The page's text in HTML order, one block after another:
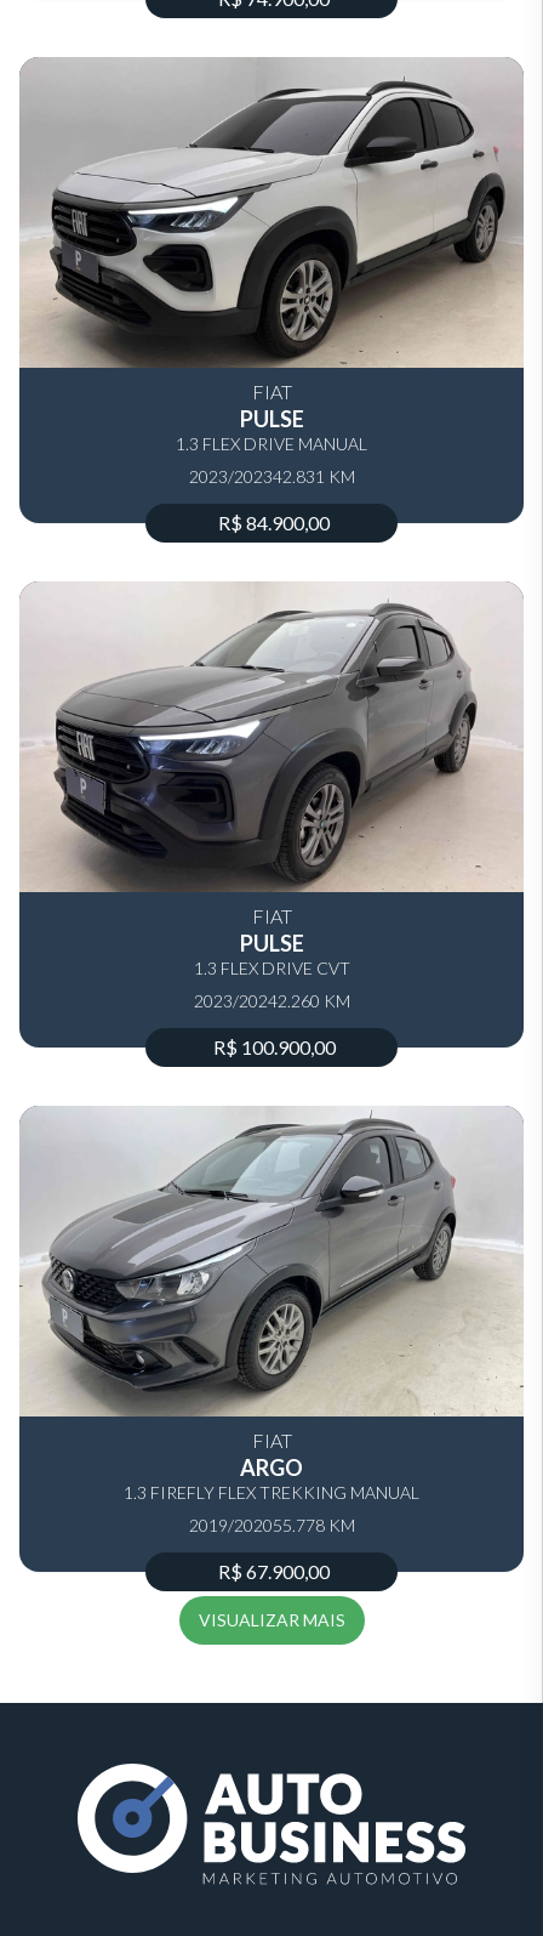
FIAT
PULSE
1.3 FLEX DRIVE MANUAL
2023/202342.831 KM
R$ 84.900,00
FIAT
PULSE
1.3 FLEX DRIVE CVT
2023/20242.260 KM
R$ 100.900,00
FIAT
ARGO
1.3 FIREFLY FLEX TREKKING MANUAL
2019/202055.778 KM
R$ 67.900,00
VISUALIZAR MAIS